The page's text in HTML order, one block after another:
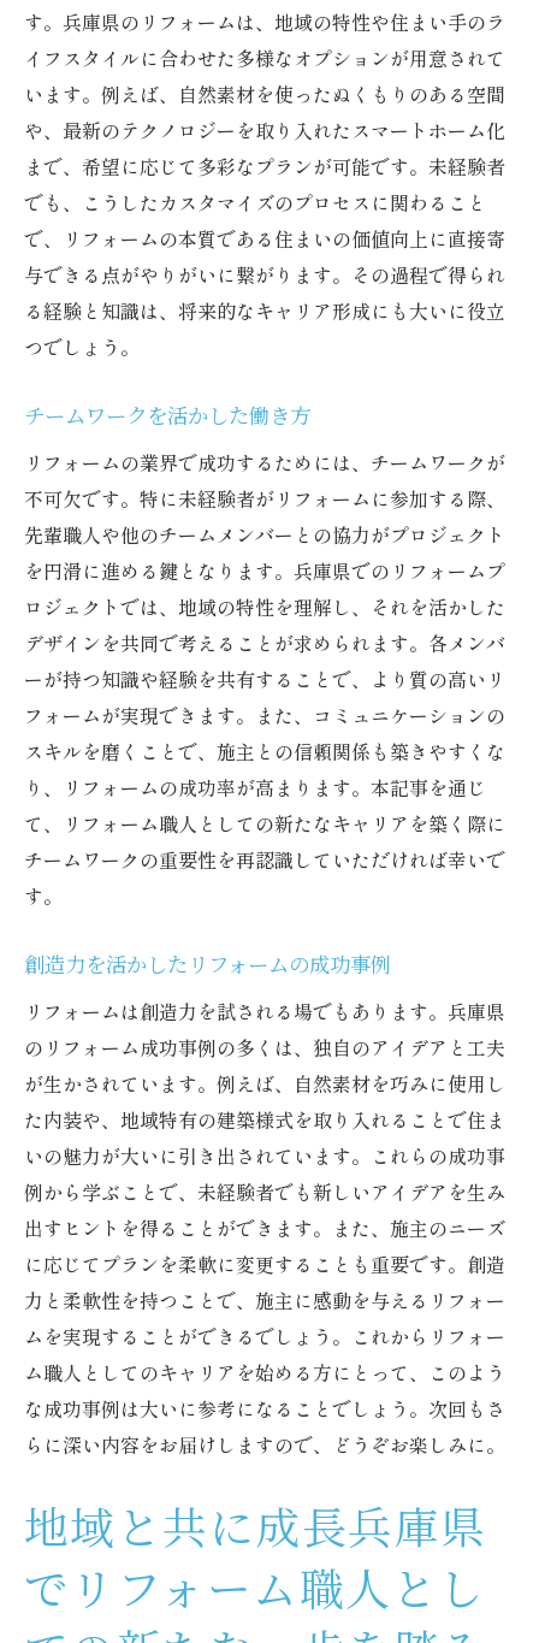
す。兵庫県のリフォームは、地域の特性や住まい手のラ
イフスタイルに合わせた多様なオプションが用意されて
います。例えば、自然素材を使ったぬくもりのある空間
や、最新のテクノロジーを取り入れたスマートホーム化
まで、希望に応じて多彩なプランが可能です。未経験者
でも、こうしたカスタマイズのプロセスに関わること
で、リフォームの本質である住まいの価値向上に直接寄
与できる点がやりがいに繋がります。その過程で得られ
る経験と知識は、将来的なキャリア形成にも大いに役立
つでしょう。
チームワークを活かした働き方
リフォームの業界で成功するためには、チームワークが
不可欠です。特に未経験者がリフォームに参加する際、
先輩職人や他のチームメンバーとの協力がプロジェクト
を円滑に進める鍵となります。兵庫県でのリフォームプ
ロジェクトでは、地域の特性を理解し、それを活かした
デザインを共同で考えることが求められます。各メンバ
ーが持つ知識や経験を共有することで、より質の高いリ
フォームが実現できます。また、コミュニケーションの
スキルを磨くことで、施主との信頼関係も築きやすくな
り、リフォームの成功率が高まります。本記事を通じ
て、リフォーム職人としての新たなキャリアを築く際に
チームワークの重要性を再認識していただければ幸いで
す。
創造力を活かしたリフォームの成功事例
リフォームは創造力を試される場でもあります。兵庫県
のリフォーム成功事例の多くは、独自のアイデアと工夫
が生かされています。例えば、自然素材を巧みに使用し
た内装や、地域特有の建築様式を取り入れることで住ま
いの魅力が大いに引き出されています。これらの成功事
例から学ぶことで、未経験者でも新しいアイデアを生み
出すヒントを得ることができます。また、施主のニーズ
に応じてプランを柔軟に変更することも重要です。創造
力と柔軟性を持つことで、施主に感動を与えるリフォー
ムを実現することができるでしょう。これからリフォー
ム職人としてのキャリアを始める方にとって、このよう
な成功事例は大いに参考になることでしょう。次回もさ
らに深い内容をお届けしますので、どうぞお楽しみに。
地域と共に成長兵庫県
でリフォーム職人とし